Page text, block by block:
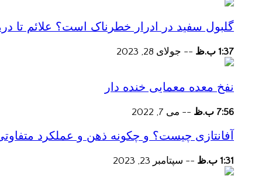
گلبول سفید در ادرار خطرناک است؟ علائم تا
1:37 ب.ظ -- جولای 28, 2023
نفخ معده معمایی خنده دار
7:56 ب.ظ -- می 7, 2022
آفانتازی چیست؟ و چکونه ذهن و عملکرد
1:31 ب.ظ -- سپتامبر 23, 2023